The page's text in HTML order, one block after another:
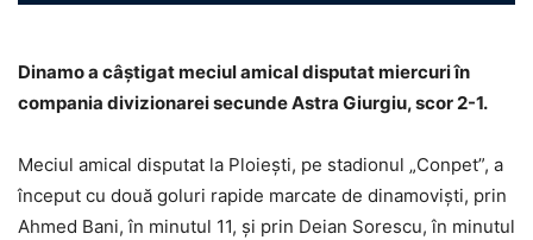
Dinamo a câștigat meciul amical disputat miercuri în
compania divizionarei secunde Astra Giurgiu, scor 2-1.
Meciul amical disputat la Ploiești, pe stadionul „Conpet”, a
început cu două goluri rapide marcate de dinamoviști, prin
Ahmed Bani, în minutul 11, și prin Deian Sorescu, în minutul